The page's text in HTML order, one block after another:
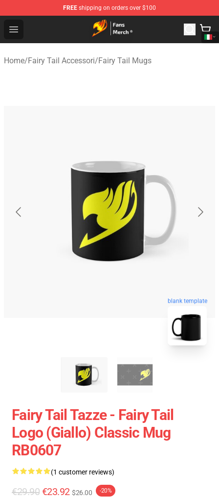
FREE shipping on orders over $100
Open menu
Fairy Tail Store - Official Fairy Tail Merchandise Shop
Home/Fairy Tail Accessori/Fairy Tail Mugs
blank template
Fairy Tail Tazze - Fairy Tail
Logo (giallo) Classic Mug
RB0607
(1 customer reviews)
€29.90 €23.92 $26.00 -20%